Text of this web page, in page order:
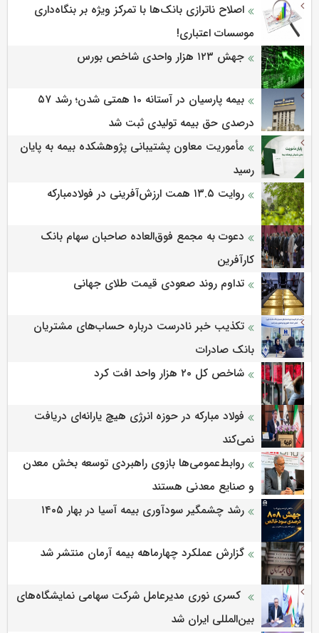
اصلاح ناترازی بانک‌ها با تمرکز ویژه بر بنگاه‌داری
موسسات اعتباری!
جهش ۱۲۳ هزار واحدی شاخص بورس
بیمه پارسیان در آستانه 10 همتی شدن؛ رشد ۵۷
درصدی حق بیمه تولیدی ثبت شد
مأموریت معاون پشتیبانی پژوهشكده بیمه به پایان
رسید
روایت ۱۳.۵ همت ارزش‌آفرینی در فولادمبارکه
دعوت به مجمع فوق‌العاده صاحبان سهام بانک
کارآفرین
تداوم روند صعودی قیمت طلای جهانی
تکذیب خبر نادرست درباره حساب‌های مشتریان
بانک صادرات
شاخص کل ۲۰ هزار واحد افت کرد
فولاد مبارکه در حوزه انرژی هیچ یارانه‌ای دریافت
نمی‌کند
روابط‌‌عمومی‌ها بازوی راهبردی توسعه بخش معدن
و صنایع معدنی هستند
رشد چشمگیر سودآوری بیمه آسیا در بهار ۱۴۰۵
گزارش عملکرد چهارماهه بیمه آرمان منتشر شد
کسری نوری مدیرعامل شرکت سهامی نمایشگاه‌های
بین‌المللی ایران شد